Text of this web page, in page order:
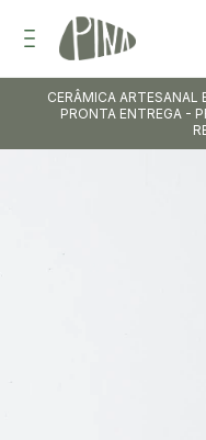
CERÂMICA ARTESANAL
PRONTA ENTREGA -